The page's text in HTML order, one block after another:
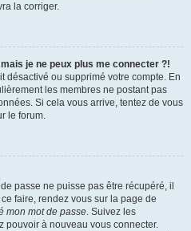
la corriger.
je ne peux plus me connecter ?!
désactivé ou supprimé votre compte. En
les membres ne postant pas
Si cela vous arrive, tentez de vous
le forum.
passe ne puisse pas être récupéré, il
faire, rendez vous sur la page de
mon mot de passe. Suivez les
pouvoir à nouveau vous connecter.